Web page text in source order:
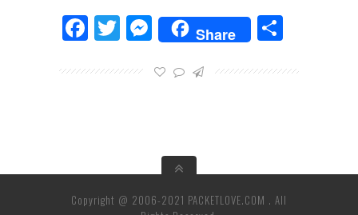
Facebook
Twitter
Messenger
Share
Copyright @ 2006-2021 PACKETLOVE.COM . All